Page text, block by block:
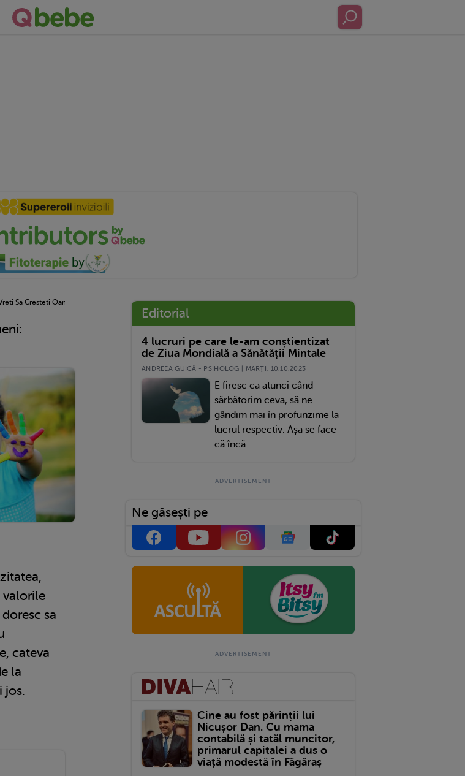
Sa Cresteti Oameni: Valorile Morale Si Copiii
valorile
sa
cateva
la
jos.
Editorial
4 lucruri pe care le-am conștientizat
de Ziua Mondială a Sănătății Mintale
ANDREEA GUICĂ - PSIHOLOG | MARŢI, 10.10.2023
E firesc ca atunci când
sărbătorim ceva, să ne
gândim mai în profunzime la
lucrul respectiv. Așa se face
că încă...
Ne găsești pe
Cine au fost părinții lui
Nicușor Dan. Cu mama
contabilă și tatăl muncitor,
primarul capitalei a dus o
viață modestă în Făgăraș